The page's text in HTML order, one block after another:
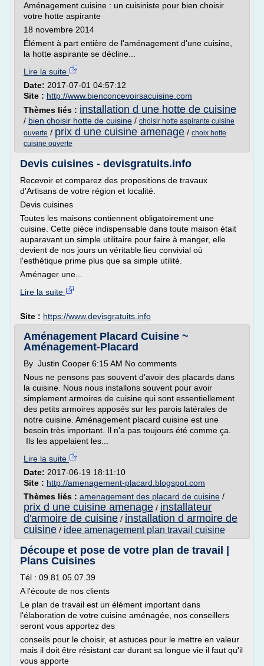
Aménagement cuisine : un cuisiniste pour bien choisir
votre hotte aspirante
18 novembre 2014
Élément à part entière de l'aménagement d'une cuisine,
la hotte aspirante se décline...
Lire la suite
Date: 2017-07-01 04:57:12
Site : http://www.bienconcevoirsacuisine.com
Thèmes liés : installation d une hotte de cuisine
/ bien choisir hotte de cuisine / choisir hotte aspirante cuisine
ouverte / prix d une cuisine amenage / choix hotte
cuisine ouverte
Devis cuisines - devisgratuits.info
Recevoir et comparez des propositions de travaux
d'Artisans de votre région et localité.
Devis cuisines
Toutes les maisons contiennent obligatoirement une
cuisine. Cette pièce indispensable dans toute maison était
auparavant un simple utilitaire pour faire à manger, elle
devient de nos jours un véritable lieu convivial où
l'esthétique prime plus que sa simple utilité.
Aménager une...
Lire la suite
Site : https://www.devisgratuits.info
Aménagement Placard Cuisine ~
Aménagement-Placard
By Justin Cooper 6:15 AM No comments
Nous ne pensons pas souvent d'avoir des placards dans
la cuisine. Nous nous installons souvent pour avoir
simplement armoires de cuisine qui sont essentiellement
des petits armoires apposés sur les parois latérales de
notre cuisine. Aménagement placard cuisine est une
besoin très important. Il n'a pas toujours été comme ça.
Ils les appelaient les...
Lire la suite
Date: 2017-06-19 18:11:10
Site : http://amenagement-placard.blogspot.com
Thèmes liés : amenagement des placard de cuisine /
prix d une cuisine amenage / installateur
d'armoire de cuisine / installation d armoire de
cuisine / idee amenagement plan travail cuisine
Découpe et pose de votre plan de travail |
Plans Cuisines
Tél : 09.81.05.07.39
A l'écoute de nos clients
Le plan de travail est un élément important dans
l'élaboration de votre cuisine aménagée, nos conseillers
seront vous apportez des
conseils pour le choisir, et astuces pour le mettre en valeur
mais il doit être résistant car durant sa longue vie il faut qu'il
vous apporte